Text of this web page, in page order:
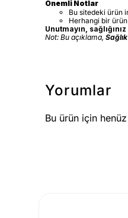
Önemli Notlar
Bu sitedeki ürün
Herhangi bir
Unutmayın,
Not: Bu açıklama,
Yorumlar
Bu ürün için